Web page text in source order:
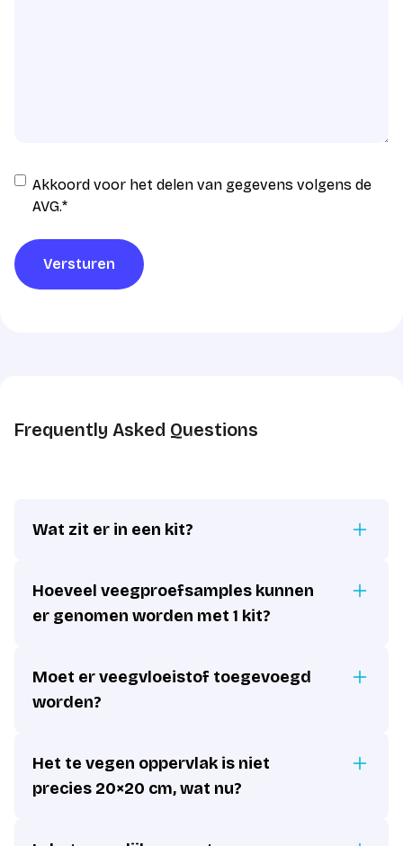
Instemming
AVG
Akkoord voor het delen van gegevens volgens de
AVG.*
Versturen
Frequently Asked Questions
Wat zit er in een kit?
Hoeveel veegproefsamples kunnen
er genomen worden met 1 kit?
Moet er veegvloeistof toegevoegd
worden?
Het te vegen oppervlak is niet
precies 20×20 cm, wat nu?